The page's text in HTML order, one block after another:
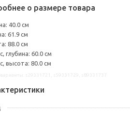
о размере товара
40.0 см
61.9 см
88.0 см
глубина: 60.0 см
высота: 80.0 см